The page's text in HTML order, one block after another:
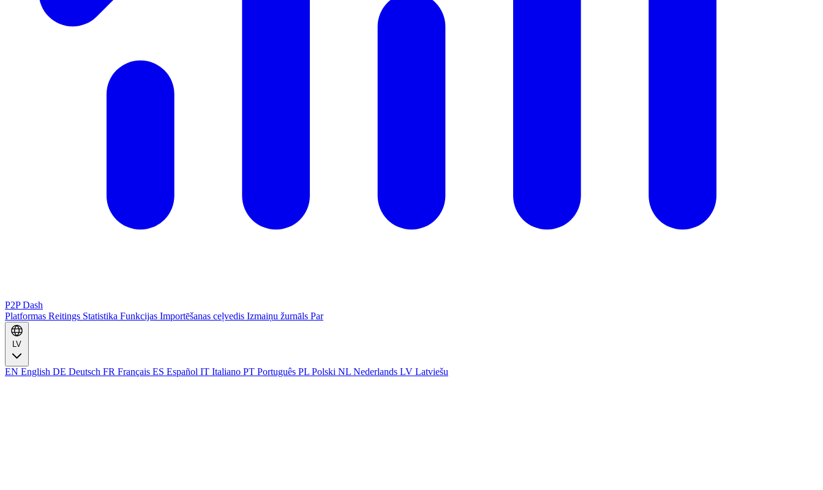
P2P Dash
Platformas Reitings Statistika Funkcijas Importēšanas ceļvedis Izmaiņu žurnāls Par
LV
EN English DE Deutsch FR Français ES Español IT Italiano PT Português PL Polski NL Nederlands LV Latviešu